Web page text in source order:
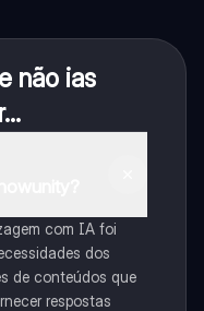
não ias
com IA foi
dos
de conteúdos que
respostas